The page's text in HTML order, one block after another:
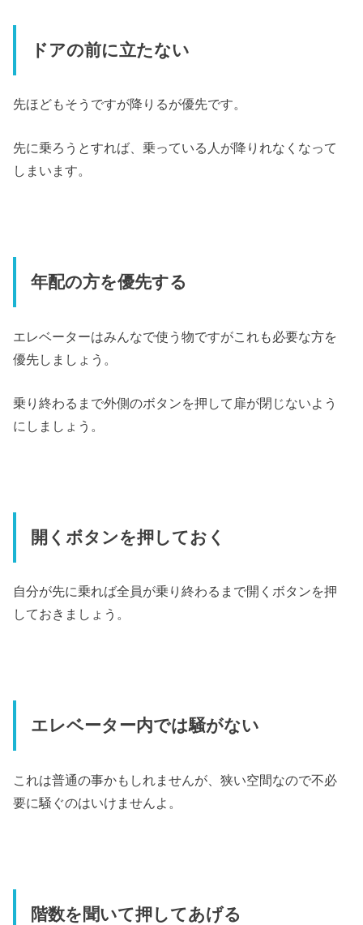
ドアの前に立たない
先ほどもそうですが降りるが優先です。
先に乗ろうとすれば、乗っている人が降りれなくなって
しまいます。
年配の方を優先する
エレベーターはみんなで使う物ですがこれも必要な方を
優先しましょう。
乗り終わるまで外側のボタンを押して扉が閉じないよう
にしましょう。
開くボタンを押しておく
自分が先に乗れば全員が乗り終わるまで開くボタンを押
しておきましょう。
エレベーター内では騒がない
これは普通の事かもしれませんが、狭い空間なので不必
要に騒ぐのはいけませんよ。
階数を聞いて押してあげる